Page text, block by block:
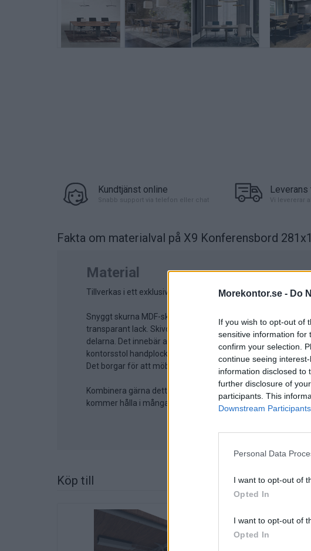
Morekontor.se - Do
If you wish to opt-out of
sensitive information for
confirm your selection.
continue seeing
information disclosed to
further disclosure of
participants. This
Downstream Participants
Personal Data
I want to opt-out of
Opted In
I want to opt-out of
Opted In
Kundtjänst online
Snabb support via telefon eller chat Vi levererar
Fakta om materialval på X9 Konferensbord
Material
Tillverkas i ett exklusivt fanér som finns i färgerna
Snyggt skurna MDF-skivor bekläds med 18 mm exklusivt
transparant lack. Skivorna handplockas och sorteras för
delarna. Det innebär att när du beställer skrivbord,
kontorsstol handplockas materialet för att matcha
Det borgar för att möbleringen blir exakt så exklusiv som
Kombinera gärna detta exklusiva fanér med ett italiensk
kommer hålla i många år framöver. En tidlös upplevelse som
Köp till